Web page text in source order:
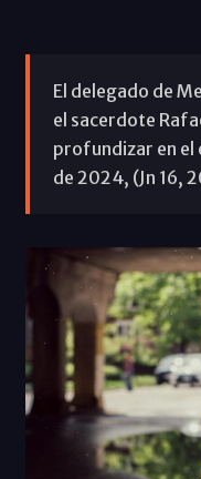
El delegado de
el sacerdote
profundizar en el
de 2024, (Jn 16,